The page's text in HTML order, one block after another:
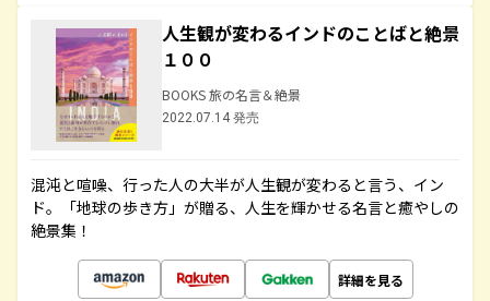
人生観が変わるインドのことばと絶景
１００
BOOKS 旅の名言＆絶景
2022.07.14 発売
混沌と喧噪、行った人の大半が人生観が変わると言う、イン
ド。「地球の歩き方」が贈る、人生を輝かせる名言と癒やしの
絶景集！
詳細を見る